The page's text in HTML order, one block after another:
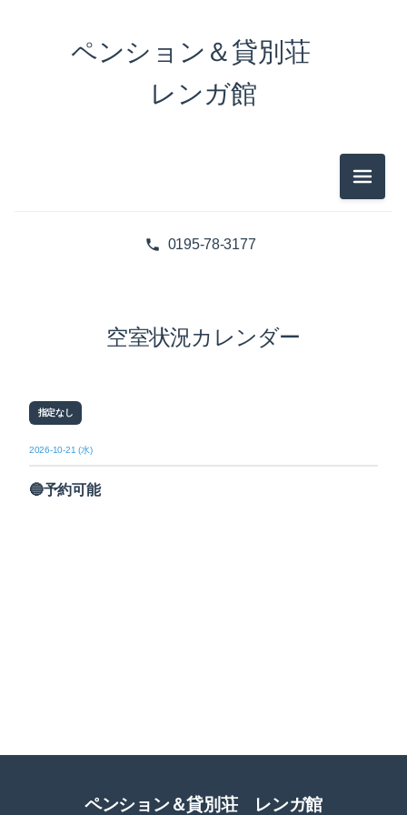
0195-78-3177
ペンション＆貸別荘
レンガ館
メニュ
空室状況カレンダー
指定なし
2026-10-21 (水)
🔵予約可能
ペンション＆貸別荘 レンガ館